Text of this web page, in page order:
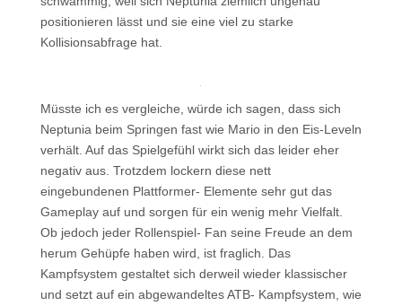
positionieren lässt und sie eine viel zu starke
Kollisionsabfrage hat.
Müsste ich es vergleiche, würde ich sagen, dass sich
Neptunia beim Springen fast wie Mario in den Eis-Leveln
verhält. Auf das Spielgefühl wirkt sich das leider eher
negativ aus. Trotzdem lockern diese nett
eingebundenen Plattformer- Elemente sehr gut das
Gameplay auf und sorgen für ein wenig mehr Vielfalt.
Ob jedoch jeder Rollenspiel- Fan seine Freude an dem
herum Gehüpfe haben wird, ist fraglich. Das
Kampfsystem gestaltet sich derweil wieder klassischer
und setzt auf ein abgewandeltes ATB- Kampfsystem, wie